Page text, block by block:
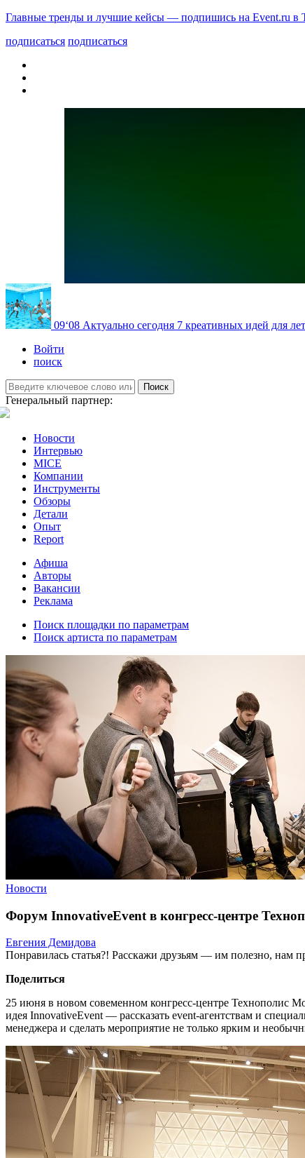
Главные тренды и лучшие кейсы — подпишись на Event.ru в
подписаться подписаться
09‘08 Актуально сегодня 7 креативных идей для
Войти
поиск
Поиск
Генеральный партнер:
Новости
Интервью
MICE
Компании
Инструменты
Обзоры
Детали
Опыт
Report
Афиша
Авторы
Вакансии
Реклама
Поиск площадки по параметрам
Поиск артиста по параметрам
Новости
Форум InnovativeEvent в конгресс-центре
Евгения Демидова
Понравилась статья?! Расскажи друзьям — им полезно, нам
Поделиться
25 июня в новом совеменном конгресс-центре Технополис
идея InnovativeEvent — рассказать event-агентствам и
менеджера и сделать мероприятие не только ярким и